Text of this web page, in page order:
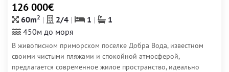
126 000€
60m2 2/4 1
1
450м до моря
В живописном приморском поселке Добра Вода, известном
своими чистыми пляжами и спокойной атмосферой,
предлагается современное жилое пространство, идеально